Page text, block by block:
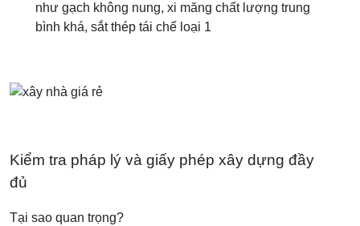
như gạch không nung, xi măng chất lượng trung
bình khá, sắt thép tái chế loại 1
Kiểm tra pháp lý và giấy phép xây dựng đầy
đủ
Tại sao quan trọng?